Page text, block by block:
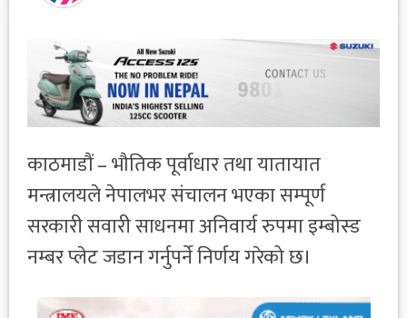
काठमाडौं – भौतिक पूर्वाधार तथा यातायात
मन्त्रालयले नेपालभर संचालन भएका सम्पूर्ण
सरकारी सवारी साधनमा अनिवार्य रुपमा इम्बोस्ड
नम्बर प्लेट जडान गर्नुपर्ने निर्णय गरेको छ।